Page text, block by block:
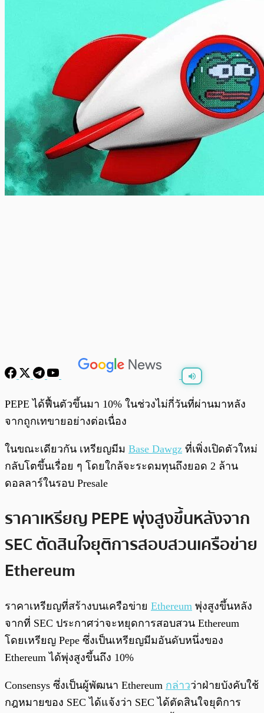
พร้อมเล่น 0:00 0:00
PEPE ได้ฟื้นตัวขึ้นมา 10% ในช่วงไม่กี่วันที่ผ่านมาหลัง
จากถูกเทขายอย่างต่อเนื่อง
ในขณะเดียวกัน เหรียญมีม Base Dawgz ที่เพิ่งเปิดตัวใหม่
กลับโตขึ้นเรื่อย ๆ โดยใกล้จะระดมทุนถึงยอด 2 ล้าน
ดอลลาร์ในรอบ Presale
ราคาเหรียญ PEPE พุ่งสูงขึ้นหลังจาก
SEC ตัดสินใจยุติการสอบสวนเครือข่าย
Ethereum
ราคาเหรียญที่สร้างบนเครือข่าย Ethereum พุ่งสูงขึ้นหลัง
จากที่ SEC ประกาศว่าจะหยุดการสอบสวน Ethereum
โดยเหรียญ Pepe ซึ่งเป็นเหรียญมีมอันดับหนึ่งของ
Ethereum ได้พุ่งสูงขึ้นถึง 10%
Consensys ซึ่งเป็นผู้พัฒนา Ethereum กล่าวว่าฝ่ายบังคับใช้
กฎหมายของ SEC ได้แจ้งว่า SEC ได้ตัดสินใจยุติการ